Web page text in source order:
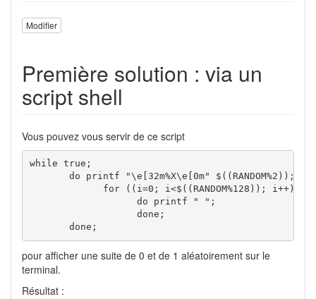
Modifier
Première solution : via un
script shell
Vous pouvez vous servir de ce script
while true ;
do
printf "\e[32m%X\e[0m" $ ( ( RANDOM%2 ) ) ;
for
( ( i=0 ; i<$ ( ( RANDOM%128 ) ) ; i++)
do
printf " " ;
done ;
done ;
pour afficher une suite de 0 et de 1 aléatoirement sur le
terminal.
Résultat :